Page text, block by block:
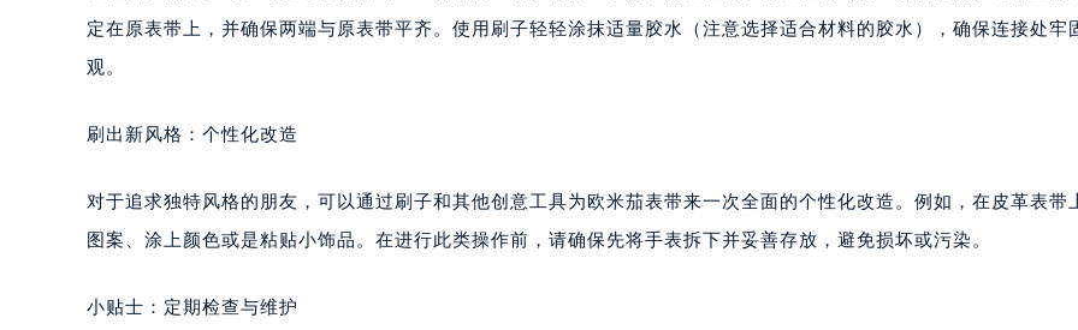
定在原表带上，并确保两端与原表带平齐。使用刷子轻轻涂抹适量胶水（注意选择适合材料的胶水），确保连接处牢
观。
刷出新风格：个性化改造
对于追求独特风格的朋友，可以通过刷子和其他创意工具为欧米茄表带来一次全面的个性化改造。例如，在皮革表带
图案、涂上颜色或是粘贴小饰品。在进行此类操作前，请确保先将手表拆下并妥善存放，避免损坏或污染。
小贴士：定期检查与维护